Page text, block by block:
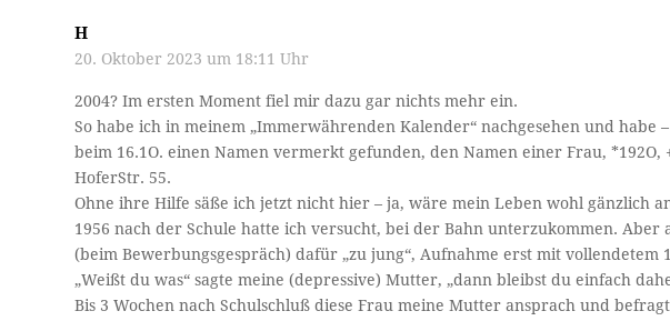
H
20. Oktober 2023 um 18:11 Uhr
2004? Im ersten Moment fiel mir dazu gar nichts mehr ein.
So habe ich in meinem „Immerwährenden Kalender“ nachgesehen und habe
beim 16.1O. einen Namen vermerkt gefunden, den Namen einer Frau, *192O,
HoferStr. 55.
Ohne ihre Hilfe säße ich jetzt nicht hier – ja, wäre mein Leben wohl gänzlich
1956 nach der Schule hatte ich versucht, bei der Bahn unterzukommen.
(beim Bewerbungsgespräch) dafür „zu jung“, Aufnahme erst mit vollendetem
„Weißt du was“ sagte meine (depressive) Mutter, „dann bleibst du einfach
Bis 3 Wochen nach Schulschluß diese Frau meine Mutter ansprach und